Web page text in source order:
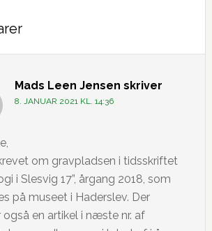
Mads Leen Jensen skriver
8. JANUAR 2021 KL. 14:36
om gravpladsen i tidsskriftet
i Slesvig 17”, årgang 2018, som
på museet i Haderslev. Der
også en artikel i næste nr. af